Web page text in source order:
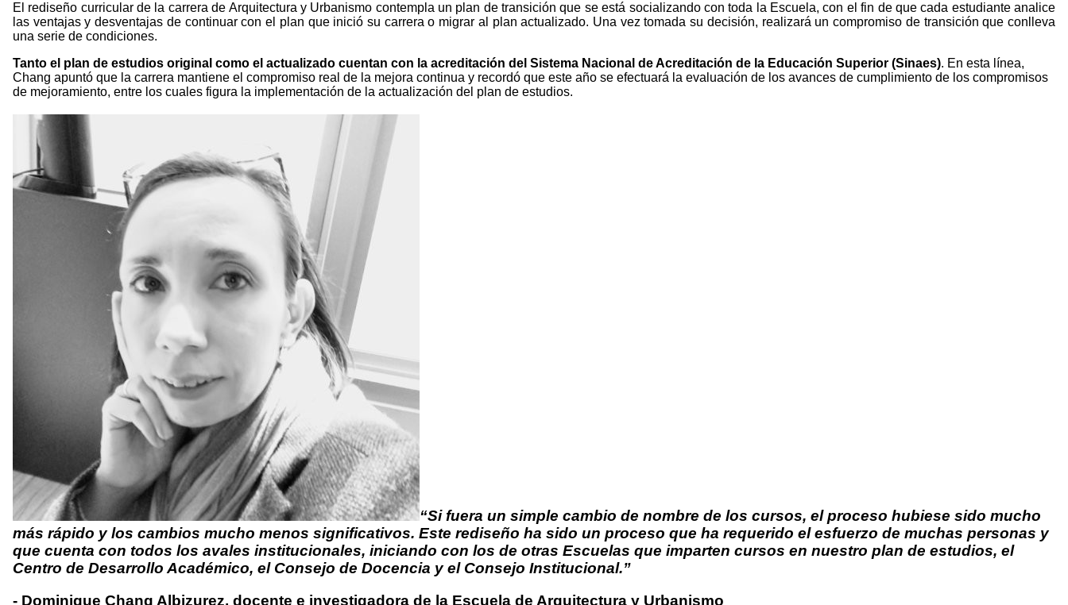
El rediseño curricular de la carrera de Arquitectura y Urbanismo contempla un plan de transición que se está socializando con toda la Escuela, con el fin de que cada estudiante analice
las ventajas y desventajas de continuar con el plan que inició su carrera o migrar al plan actualizado. Una vez tomada su decisión, realizará un compromiso de transición que conlleva
una serie de condiciones.
Tanto el plan de estudios original como el actualizado cuentan con la acreditación del Sistema Nacional de Acreditación de la Educación Superior (Sinaes). En esta línea,
Chang apuntó que la carrera mantiene el compromiso real de la mejora continua y recordó que este año se efectuará la evaluación de los avances de cumplimiento de los compromisos
de mejoramiento, entre los cuales figura la implementación de la actualización del plan de estudios.
“Si fuera un simple cambio de nombre de los cursos, el proceso hubiese sido mucho
más rápido y los cambios mucho menos significativos. Este rediseño ha sido un proceso que ha requerido el esfuerzo de muchas personas y
que cuenta con todos los avales institucionales, iniciando con los de otras Escuelas que imparten cursos en nuestro plan de estudios, el
Centro de Desarrollo Académico, el Consejo de Docencia y el Consejo Institucional.”
- Dominique Chang Albizurez, docente e investigadora de la Escuela de Arquitectura y Urbanismo